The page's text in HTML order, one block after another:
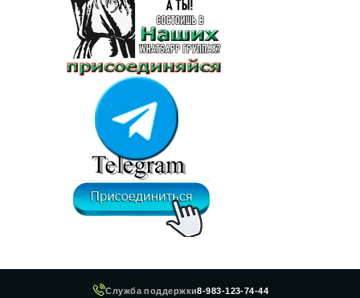
Служба поддержки8-983-123-74-44